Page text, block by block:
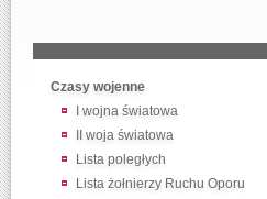
Czasy wojenne
I wojna światowa
II woja światowa
Lista poległych
Lista żołnierzy Ruchu Oporu